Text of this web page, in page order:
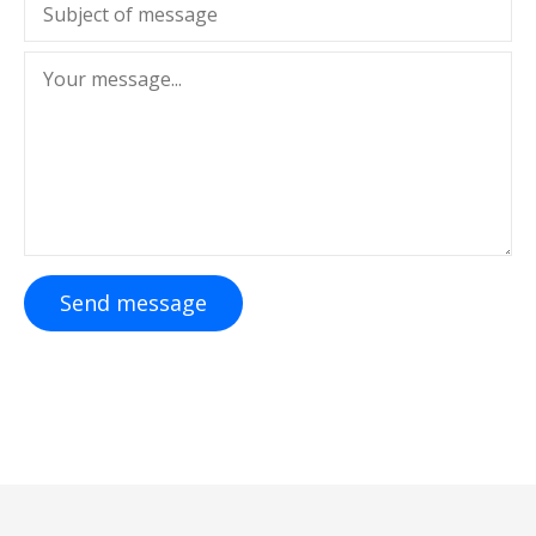
Send message